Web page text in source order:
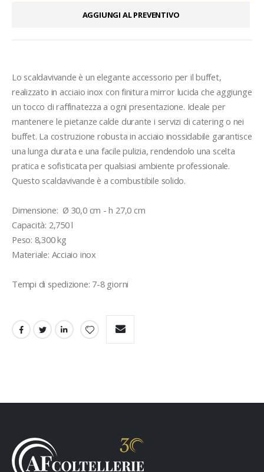
AGGIUNGI AL PREVENTIVO
Lo scaldavivande è un elegante accessorio per il buffet,
realizzato in acciaio inox con finitura mirror lucida che aggiunge
un tocco di raffinatezza a ogni presentazione. Ideale per
mantenere le pietanze calde durante i servizi di catering o nei
buffet. La costruzione robusta in acciaio inossidabile garantisce
una lunga durata e una facile pulizia, rendendolo una scelta
pratica e sofisticata per qualsiasi ambiente professionale.
Questo scaldavivande è a combustibile solido.
Dimensione:  Ø 30,0 cm - h 27,0 cm
Capacità: 2,750 l
Peso: 8,300 kg
Materiale: Acciaio inox
Tempi di spedizione: 7-8 giorni